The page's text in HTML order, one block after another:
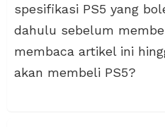
spesifikasi PS5 yang
dahulu sebelum
membaca artikel ini
akan membeli PS5?